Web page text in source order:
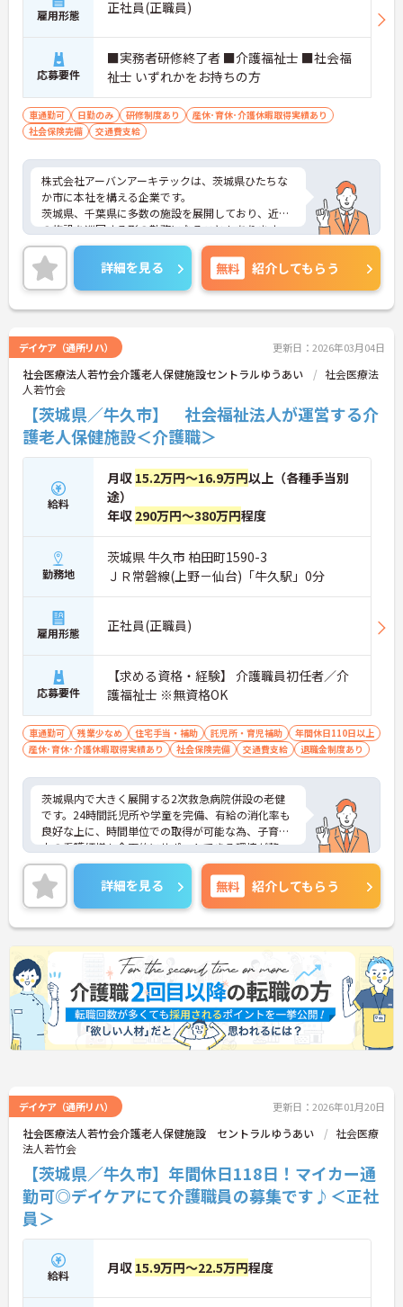
雇用形態 正社員(正職員)
応募要件
■実務者研修終了者 ■介護福祉士 ■社会福
祉士 いずれかをお持ちの方
車通勤可 日勤のみ 研修制度あり
産休･育休･介護休暇取得実績あり
社会保険完備
交通費支給
株式会社アーバンアーキテックは、茨城県ひたちな
か市に本社を構える企業です。
茨城県、千葉県に多数の施設を展開しており、近隣
の施設を巡回する形の勤務になることもあります。
70代の方も、ご自身のスキルを活かして働かれてい
る職場です。詳細を見る 無料 紹介してもらう
デイケア（通所リハ） 更新日：2026年03月04日
社会医療法人若竹会介護老人保健施設セントラルゆうあい
社会医療法
人若竹会
【茨城県／牛久市】 社会福祉法人が運営する介
護老人保健施設＜介護職＞
給料
月収 15.2万円～16.9万円以上（各種手当別
途）
年収 290万円～380万円程度
勤務地
茨城県 牛久市 柏田町1590-3
ＪＲ常磐線(上野－仙台)「牛久駅」0分
雇用形態 正社員(正職員)
応募要件
【求める資格・経験】 介護職員初任者／介
護福祉士 ※無資格OK
車通勤可 残業少なめ 住宅手当・補助 託児所・育児補助
年間休日110日以上
産休･育休･介護休暇取得実績あり
社会保険完備 交通費支給 退職金制度あり
茨城県内で大きく展開する2次救急病院併設の老健
です。24時間託児所や学童を完備、有給の消化率も
良好な上に、時間単位での取得が可能な為、子育て
中の看護師様も全面的にサポートできる環境が整っ
ています。また病院併設のため寮も使うことがで
き、遠方からの方も入職が可能です。ご興味のある
方には、面接対策ポイントなど、さらに詳細をお話
しいたしますので、お気軽にご相談ください。
詳細を見る 無料 紹介してもらう
デイケア（通所リハ） 更新日：2026年01月20日
社会医療法人若竹会介護老人保健施設 セントラルゆうあい
社会医療
法人若竹会
【茨城県／牛久市】年間休日118日！マイカー通
勤可◎デイケアにて介護職員の募集です♪＜正社
員＞
給料 月収 15.9万円～22.5万円程度